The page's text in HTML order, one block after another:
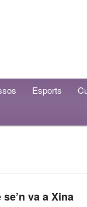
Esports
va a Xina